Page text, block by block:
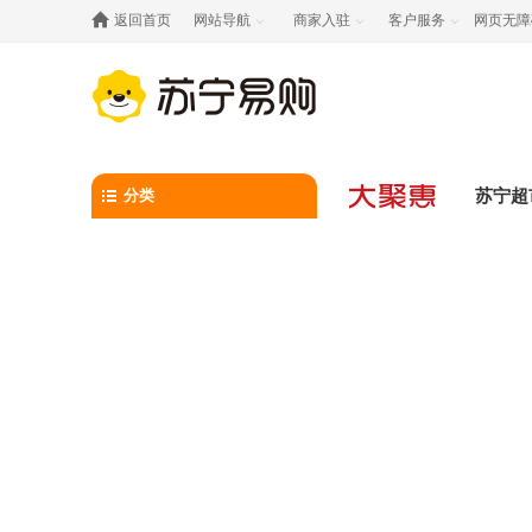
 返回首页 网站导航  商家入驻  客户服务  网页无
分类 苏宁超